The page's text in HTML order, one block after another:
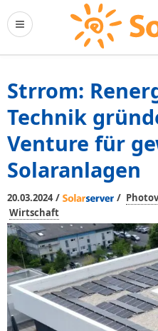
Strrom:
Technik
Venture für
Solaranlagen
20.03.2024/ /
Wirtschaft